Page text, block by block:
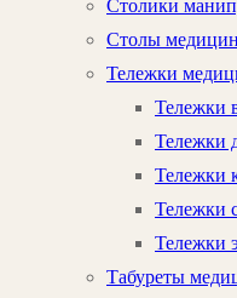
Столики
Столы
Тележки
Тележки
Тележки
Тележки
Тележки
Тележки
Табуреты